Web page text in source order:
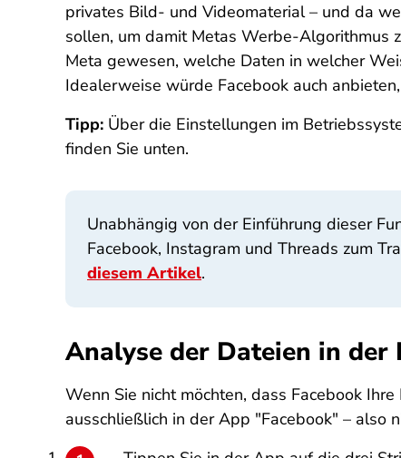
privates Bild- und Videomaterial – und da
sollen, um damit Metas Werbe-Algorithmus
Meta gewesen, welche Daten in welcher
Idealerweise würde Facebook auch
Tipp: Über die Einstellungen im
finden Sie unten.
Unabhängig von der Einführung dieser
Facebook, Instagram und Threads zum
diesem Artikel.
Analyse der Dateien in der
Wenn Sie nicht möchten, dass Facebook
ausschließlich in der App "Facebook" – also